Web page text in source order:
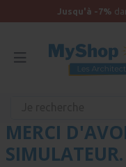
Jusqu'à -7%
MERCI
SIMULATEUR.